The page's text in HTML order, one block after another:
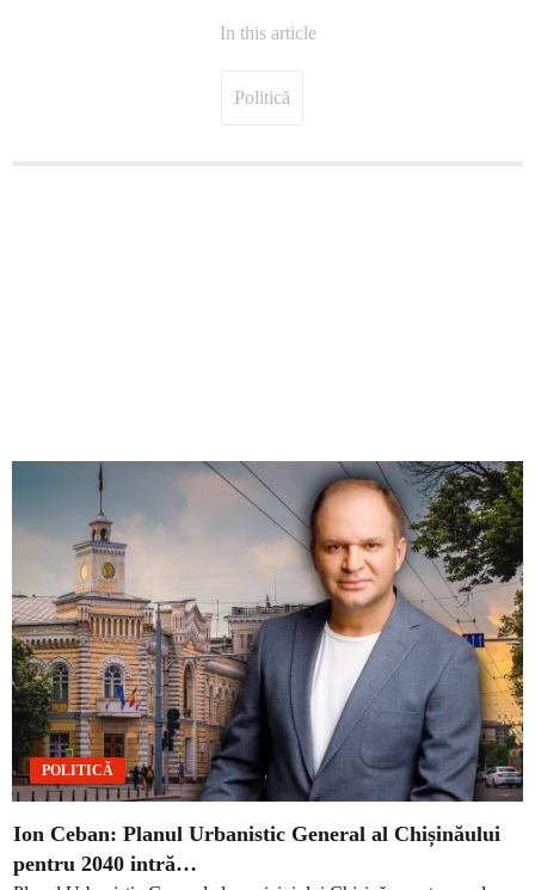
In this article
Politică
POLITICĂ
Ion Ceban: Planul Urbanistic General al Chișinăului
pentru 2040 intră…